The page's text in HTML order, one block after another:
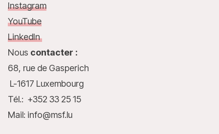
Instagram
YouTube
LinkedIn
Nous contacter :
68, rue de Gasperich
L-1617 Luxembourg
Tél.: +352 33 25 15
Mail: info@msf.lu